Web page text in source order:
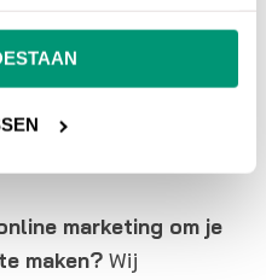
marketing om je
maken? Wij